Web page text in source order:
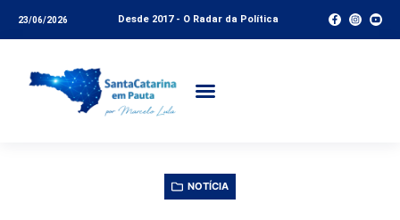
23/06/2026 Desde 2017 - O Radar da Política
NOTÍCIA